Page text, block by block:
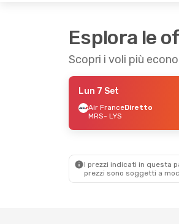
Esplora le
Scopri i voli più
Lun 7 Set
Air FranceDiretto
MRS- LYS
I prezzi indicati in questa
prezzi sono soggetti a